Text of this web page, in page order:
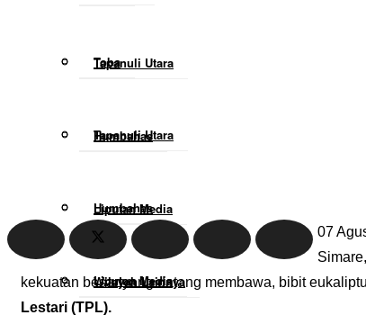
Tapanuli Utara
Humbahas
Liputan Media
Wilayah Lainnya
Toba
Tapanuli Utara
Humbahas
Liputan Media
07
kekuatan besar yang datang membawa, bibit
Lestari (TPL).